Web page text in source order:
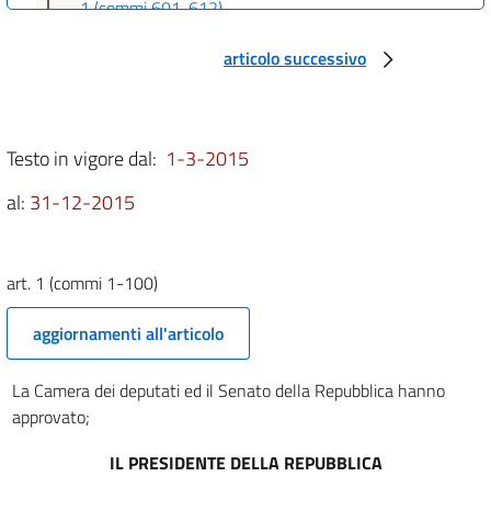
1 (commi 601-612)
Allegato 1
Allegato 1
Allegato 2
Prospetto di copertura
Prospetto di copertura
Tabelle
Tabelle
articolo successivo
Testo in vigore dal: 1-3-2015
al: 31-12-2015
art. 1 (commi 1-100)
aggiornamenti all'articolo
La Camera dei deputati ed il Senato della Repubblica hanno
approvato;
IL PRESIDENTE DELLA REPUBBLICA